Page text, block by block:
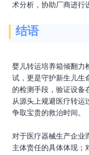
术分析，协助厂商进行
结语
婴儿转运培养箱倾翻力
试，更是守护新生儿生
的检测手段，验证设备
从源头上规避医疗转运
争取宝贵的救治时间。
对于医疗器械生产企业
主体责任的具体体现；